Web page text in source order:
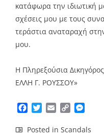
κατάφωρα την ιδιωτική
σχέσεις μου με τους
τεράστια αναταραχή
μου.
Η Πληρεξούσια Δικηγόρος
ΕΛΛΗ Γ. ΡΟΥΣΣΟΥ»
Facebook
TwitterEmailCopy
Posted in Scandals